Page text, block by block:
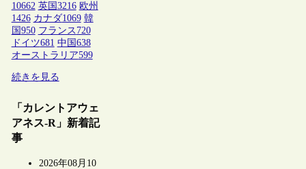
10662 英国 3216 欧州
1426 カナダ1069 韓
国 950 フランス 720
ドイツ681 中国 638
オーストラリア599
続きを見る
「カレントアウェ
アネス-R」新着記
事
2026年08月10